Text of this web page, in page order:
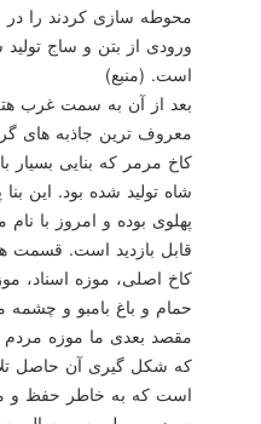
محوطه سازی كردند را در
ورودی از بتن و ساج تولید
است. (منبع)
بعد از آن به سمت غرب
معروف ترین جاذبه های
كاخ مرمر كه بنایی بسیار
شاه تولید شده بود. این بنا
پهلوی بوده و امروز با
قابل بازدید است. قسمت
كاخ اصلی، موزه اسناد،
حمام و باغ بامبو و چشمه
مقصد بعدی ما موزه
كه شكل گیری آن حاصل
است كه به خاطر حفظ و